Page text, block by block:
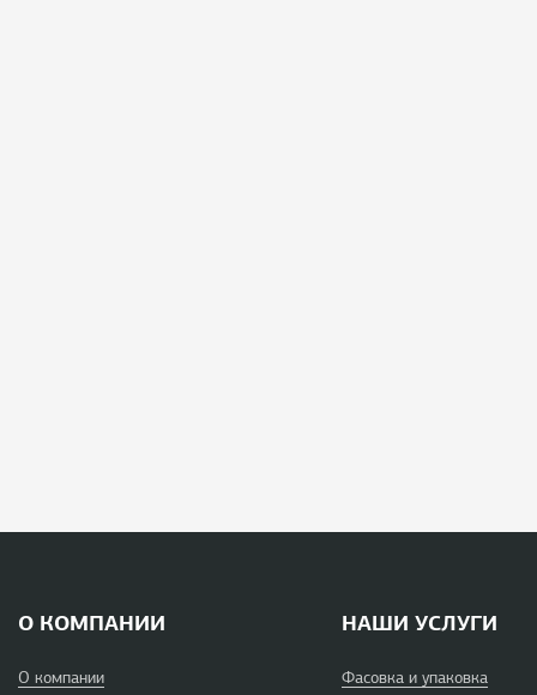
О КОМПАНИИ
О компании
НАШИ УСЛУГИ
Фасовка и упаковка